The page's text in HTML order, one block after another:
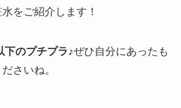
をご紹介します！
下のプチプラ♪ぜひ自分にあったも
さいね。